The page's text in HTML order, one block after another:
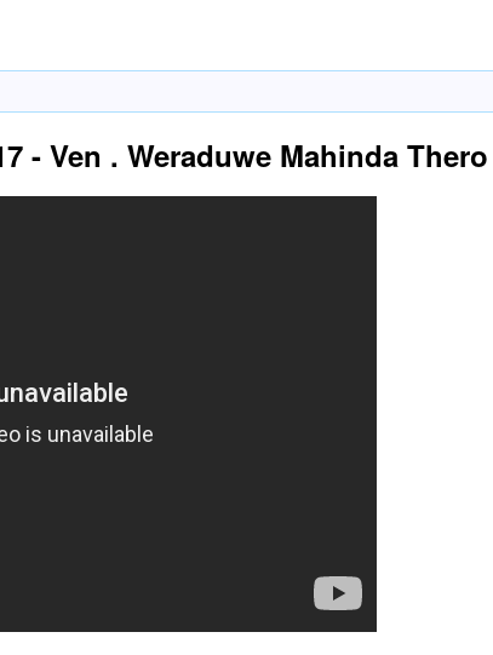
- Ven . Weraduwe Mahinda